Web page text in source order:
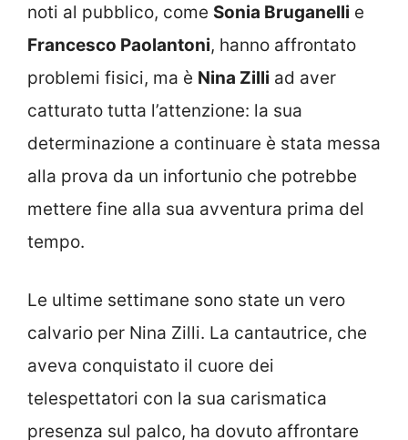
noti al pubblico, come Sonia Bruganelli e
Francesco Paolantoni, hanno affrontato
problemi fisici, ma è Nina Zilli ad aver
catturato tutta l’attenzione: la sua
determinazione a continuare è stata messa
alla prova da un infortunio che potrebbe
mettere fine alla sua avventura prima del
tempo.
Le ultime settimane sono state un vero
calvario per Nina Zilli. La cantautrice, che
aveva conquistato il cuore dei
telespettatori con la sua carismatica
presenza sul palco, ha dovuto affrontare